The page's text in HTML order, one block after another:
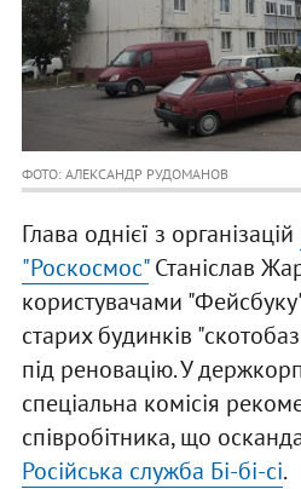
ФОТО: АЛЕКСАНДР РУДОМАНОВ
Глава однієї з організацій
"Роскосмос"Станіслав
користувачами
старих будинків
під реновацію. У
спеціальна комісія
співробітника, що
Російська служба Бі-бі-сі.